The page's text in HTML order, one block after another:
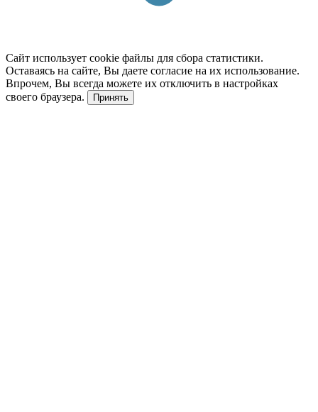
Сайт использует cookie файлы для сбора статистики.
Оставаясь на сайте, Вы даете согласие на их использование.
Впрочем, Вы всегда можете их отключить в настройках
своего браузера.
Принять